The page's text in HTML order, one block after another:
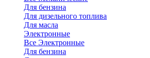
Для бензина
Для дизельного топлива
Для масла
Электронные
Все Электронные
Для бензина